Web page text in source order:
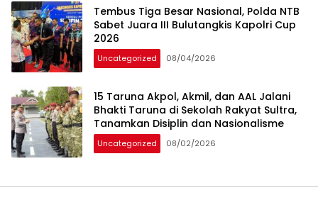
Tembus Tiga Besar Nasional, Polda NTB
Sabet Juara III Bulutangkis Kapolri Cup
2026
Uncategorized 08/04/2026
15 Taruna Akpol, Akmil, dan AAL Jalani
Bhakti Taruna di Sekolah Rakyat Sultra,
Tanamkan Disiplin dan Nasionalisme
Uncategorized 08/02/2026